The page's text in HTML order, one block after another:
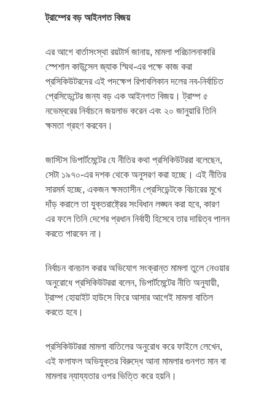
ট্রাম্পের বড় আইনগত বিজয়
এর আগে বার্তাসংস্থা রয়টার্স জানায়, মামলা পরিচালনাকারি
স্পেশাল কাউন্সেল জ্যাক স্মিথ-এর পক্ষে কাজ করা
প্রসিকিউটরদের এই পদক্ষেপ রিপাবলিকান দলের নব-নির্বাচিত
প্রেসিডেন্টের জন্য বড় এক আইনগত বিজয়। ট্রাম্প ৫
নভেম্বরের নির্বাচনে জয়লাভ করেন এবং ২০ জানুয়ারি তিনি
ক্ষমতা গ্রহণ করবেন।
জাস্টিস ডিপার্টমেন্টের যে নীতির কথা প্রসিকিউটররা বলেছেন,
সেটা ১৯৭০-এর দশক থেকে অনুসরণ করা হচ্ছে। এই নীতির
সারমর্ম হচ্ছে, একজন ক্ষমতাসীন প্রেসিডেন্টকে বিচারের মুখে
দাঁড় করালে তা যুক্তরাষ্ট্রের সংবিধান লঙ্ঘন করা হবে, কারণ
এর ফলে তিনি দেশের প্রধান নির্বাহী হিসেবে তার দায়িত্ব পালন
করতে পারবেন না।
নির্বাচন বানচাল করার অভিযোগ সংক্রান্ত মামলা তুলে নেওয়ার
অনুরোধে প্রসিকিউটররা বলেন, ডিপার্টমেন্টের নীতি অনুযায়ী,
ট্রাম্প হোয়াইট হাউসে ফিরে আসার আগেই মামলা বাতিল
করতে হবে।
প্রসিকিউটররা মামলা বাতিলের অনুরোধ করে ফাইলে লেখেন,
এই ফলাফল অভিযুক্তর বিরুদ্ধে আনা মামলার গুনগত মান বা
মামলার ন্যায্যতার ওপর ভিত্তি করে হয়নি।